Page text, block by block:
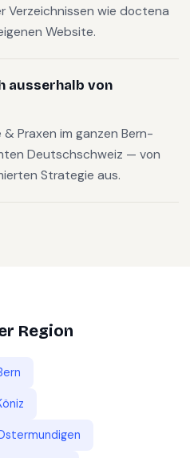
Verzeichnissen wie doctena
Website.
ausserhalb von
Praxen im ganzen Bern-
Deutschschweiz — von
Strategie aus.
Region